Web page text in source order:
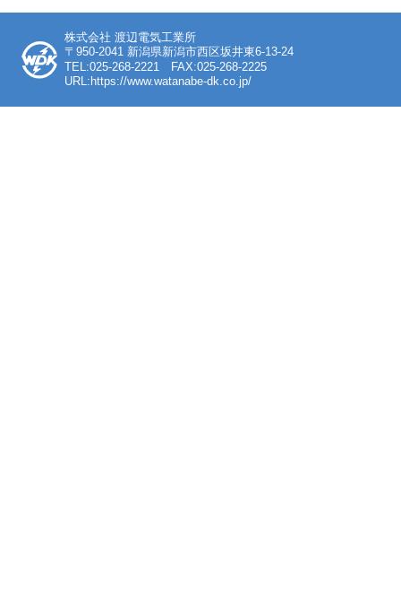
株式会社 渡辺電気工業所
〒950-2041 新潟県新潟市西区坂井東6-13-24
TEL:025-268-2221 FAX:025-268-2225
URL:https://www.watanabe-dk.co.jp/